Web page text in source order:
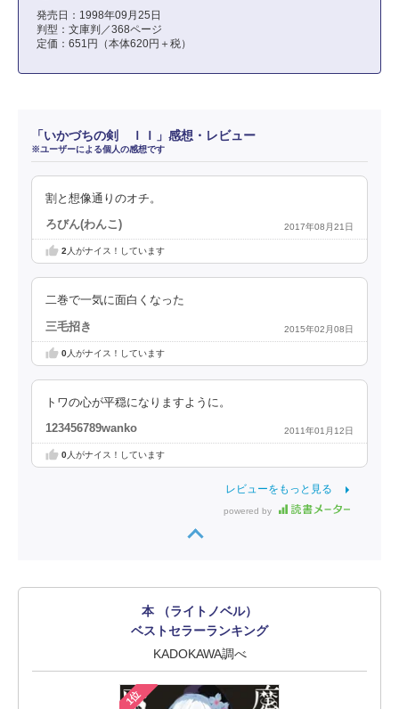
発売日：1998年09月25日
判型：文庫判／368ページ
定価：651円（本体620円＋税）
「いかづちの剣 ＩＩ」感想・レビュー
※ユーザーによる個人の感想です
割と想像通りのオチ。
ろびん(わんこ) 2017年08月21日
2 人がナイス！しています
二巻で一気に面白くなった
三毛招き 2015年02月08日
0人がナイス！しています
トワの心が平穏になりますように。
123456789wanko 2011年01月12日
0人がナイス！しています
レビューをもっと見る
powered by
本 （ライトノベル）
ベストセラーランキング
KADOKAWA調べ
1位